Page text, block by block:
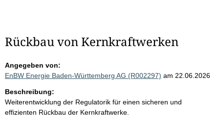
Rückbau von Kernkraftwerken
Angegeben von:
EnBW Energie Baden-Württemberg AG (R002297) am 22.06.2026
Beschreibung:
Weiterentwicklung der Regulatorik für einen sicheren und
effizienten Rückbau der Kernkraftwerke.